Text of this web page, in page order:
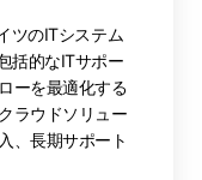
ツのITシステム
括的なITサポー
ーを最適化する
ラウドソリュー
、長期サポート